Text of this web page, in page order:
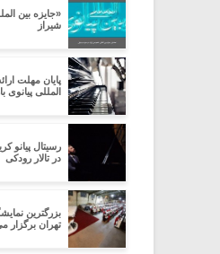
«جایزه بین‏
شیراز
پایان مهلت
المللی پیانوی
رسیتال پیانو
در تالار رودکى
بزرگترین
تهران برگزار